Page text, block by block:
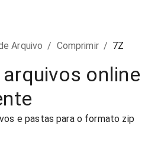
Arquivo / Comprimir / 7Z
online
e pastas para o formato zip